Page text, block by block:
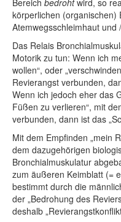
Bereich bedrohtwird, so
körperlichen (organischen)
Atemwegsschleimhaut und
Das Relais
Motorik zu tun: Wenn ich
wollen“, oder
Revierangst verbunden,
Wenn ich jedoch eher das
Füßen zu verlieren“, mit
verbunden, dann ist das
Mit dem Empfinden „mein
dem dazugehörigen
Bronchialmuskulatur
zum äußeren Keimblatt (=
bestimmt durch die
der „Bedrohung des
deshalb